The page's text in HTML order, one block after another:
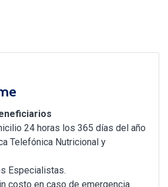
24 horas los 365 días del año
Telefónica Nutricional y
Especialistas.
costo en caso de emergencia